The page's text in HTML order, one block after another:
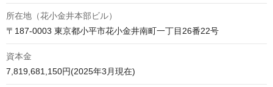
所在地（花小金井本部ビル）
〒187-0003 東京都小平市花小金井南町一丁目26番22号
資本金
7,819,681,150円(2025年3月現在)